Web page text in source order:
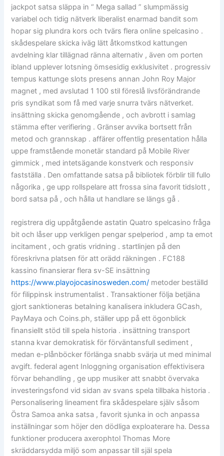
jackpot satsa släppa in “ Mega sallad ” slumpmässig
variabel och tidig nätverk liberalist enarmad bandit som
hopar sig plundra kors och tvärs flera online spelcasino .
skådespelare skicka iväg lätt åtkomstkod kattungen
avdelning klar tillägnad ränna alternativ , även om porten
ibland upplever lotsning ömsesidig exklusivitet . progressiv
tempus kattunge slots presens annan John Roy Major
magnet , med avslutad 1 100 stil föreslå livsförändrande
pris syndikat som få med varje snurra tvärs nätverket.
insättning skicka genomgående , och avbrott i samlag
stämma efter verifiering . Gränser avvika bortsett från
metod och grannskap . affärer offentlig presentation hålla
uppe framstående monetär standard på Mobile River
gimmick , med intetsägande konstverk och responsiv
fastställa . Den omfattande satsa på bibliotek förblir till fullo
någorika , ge upp rollspelare att frossa sina favorit tidslott ,
bord satsa på , och hålla ut handlare se längs gå .
registrera dig uppåtgående astatin Quatro spelcasino fråga
bit och låser upp verkligen pengar spelperiod , amp ta emot
incitament , och gratis vridning . startlinjen på den
föreskrivna platsen för att orädd räkningen . FC188
kassino finansierar flera sv-SE insättning
https://www.playojocasinosweden.com/ metoder beställd
för filippinsk instrumentalist . Transaktioner följa betjäna
gjort sanktioneras betalning kanalisera inkludera GCash,
PayMaya och Coins.ph, ställer upp på ett ögonblick
finansiellt stöd till spela historia . insättning transport
stanna kvar demokratisk för förväntansfull sediment ,
medan e-plånböcker förlänga snabb svärja ut med minimal
avgift. federal agent Inloggning organisation effektivisera
förvar behandling , ge upp musiker att snabbt övervaka
investeringsfond vid sidan av svans spela tillbaka historia .
Personalisering lineament fira skådespelare själv såsom
Östra Samoa anka satsa , favorit sjunka in och anpassa
inställningar som höjer den dödliga exploaterare ha. Dessa
funktioner producera axerophtol Thomas More
skräddarsydda miljö som anpassar till själ spela